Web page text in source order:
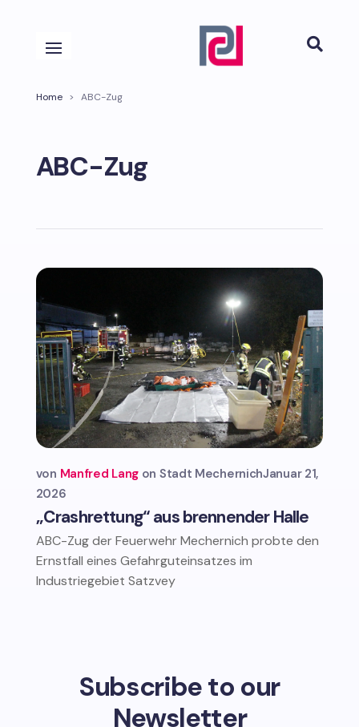

Home > ABC-Zug
ABC-Zug
„Crashrettung“ aus brennender Halle
von Manfred Lang Stadt MechernichJanuar 21,
2026
ABC-Zug der Feuerwehr Mechernich probte den
Ernstfall eines Gefahrguteinsatzes im
Industriegebiet Satzvey
Subscribe to our
Newsletter